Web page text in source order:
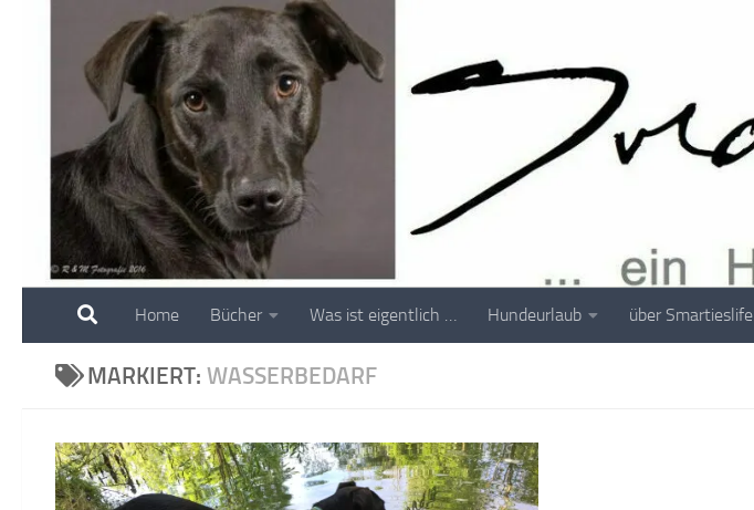
Skip to content
Home Bücher Was ist eigentlich … Hundeurlaub über Smartieslife
MARKIERT: WASSERBEDARF